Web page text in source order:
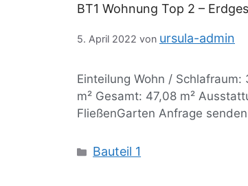
BT1 Wohnung Top 2 –
5. April 2022 von ursula-admin
Einteilung Wohn / Schlafraum:
m² Gesamt: 47,08 m²
FließenGarten Anfrage
Bauteil 1